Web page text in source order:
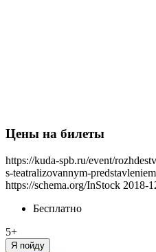
Цены на билеты
https://kuda-spb.ru/event/
s-teatralizovannym-
https://schema.org/InStock 2018-
Бесплатно
5+
Я пойду